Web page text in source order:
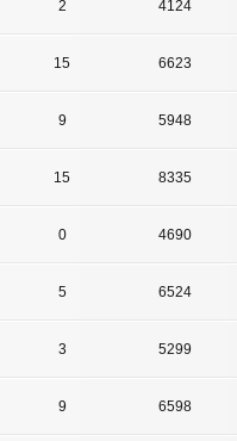
2 4124
15 6623
9 5948
15 8335
0 4690
5 6524
3 5299
9 6598